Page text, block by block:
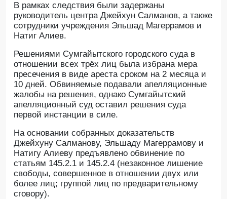
В рамках следствия были задержаны
руководитель центра Джейхун Салманов, а также
сотрудники учреждения Эльшад Магеррамов и
Натиг Алиев.
Решениями Сумгайытского городского суда в
отношении всех трёх лиц была избрана мера
пресечения в виде ареста сроком на 2 месяца и
10 дней. Обвиняемые подавали апелляционные
жалобы на решения, однако Сумгайытский
апелляционный суд оставил решения суда
первой инстанции в силе.
На основании собранных доказательств
Джейхуну Салманову, Эльшаду Магеррамову и
Натигу Алиеву предъявлено обвинение по
статьям 145.2.1 и 145.2.4 (незаконное лишение
свободы, совершенное в отношении двух или
более лиц; группой лиц по предварительному
сговору).